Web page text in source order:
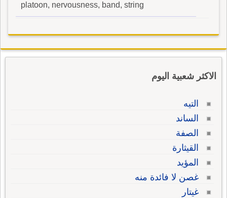
platoon, nervousness, band, string
الاكثر شعبية اليوم
التيه
الساند
الصفة
القيثارة
المؤيد
غصن لا فائدة منه
غيتار